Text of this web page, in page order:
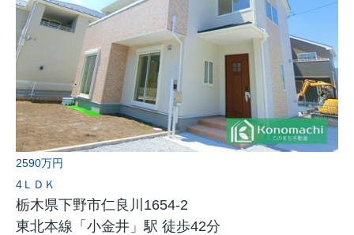
2590万円
4ＬＤＫ
栃木県下野市仁良川1654-2
東北本線「小金井」駅 徒歩42分